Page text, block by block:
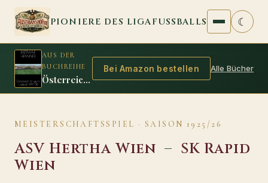
Zum Inhalt springen
PIONIERE DES LIGAFUSSBALLS ☾
AUS DER
BUCHREIHE
Österreich Ungarn Fussball 1917/18
Bei Amazon bestellen Alle Bücher
MEISTERSCHAFTSSPIEL · SAISON 1925/26
ASV Hertha Wien – SK Rapid
Wien